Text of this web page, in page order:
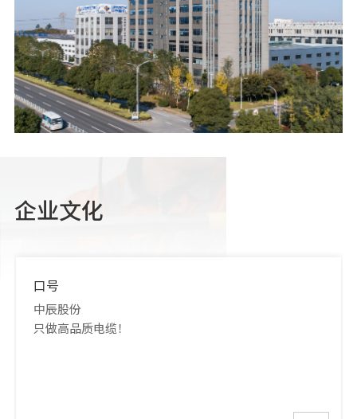
能车间、无锡市智能车间、宜兴市市长质量奖、宜兴市智能制造示
范企业等荣誉。
心”、“能源开发用电缆工程技术研究中心”、“多功能电缆工程
技术研究中心”、“无锡市企业技术中心”等省、市级研发平台，
累计开发高新技术产品80余项，获得国家专利150余项，承担国家
火炬计划产业化示范项目,并积极参与编制了多个国家及行业标
准。
公司拥有完善、快捷的销售和服务网络，并建立了具有中辰特
色的“环客户运营”全方位服务机制；作为国家线缆生产骨干企
业配套服务中有杰出表现，为“藏中联网”、“南水北调”、老挝
泛应用于电力、新能源、煤炭、交通、石油、石化、国防、城市建
设等领域，畅销世界各地，深受用户信赖和好评。
化”的发展战略，以和谐、创新为发展动力，以精益求精为永恒的
追求，致力于把企业打造成国内一流、国际知名的大型企业集团。
企业文化
口号
中辰股份
只做高品质电缆！